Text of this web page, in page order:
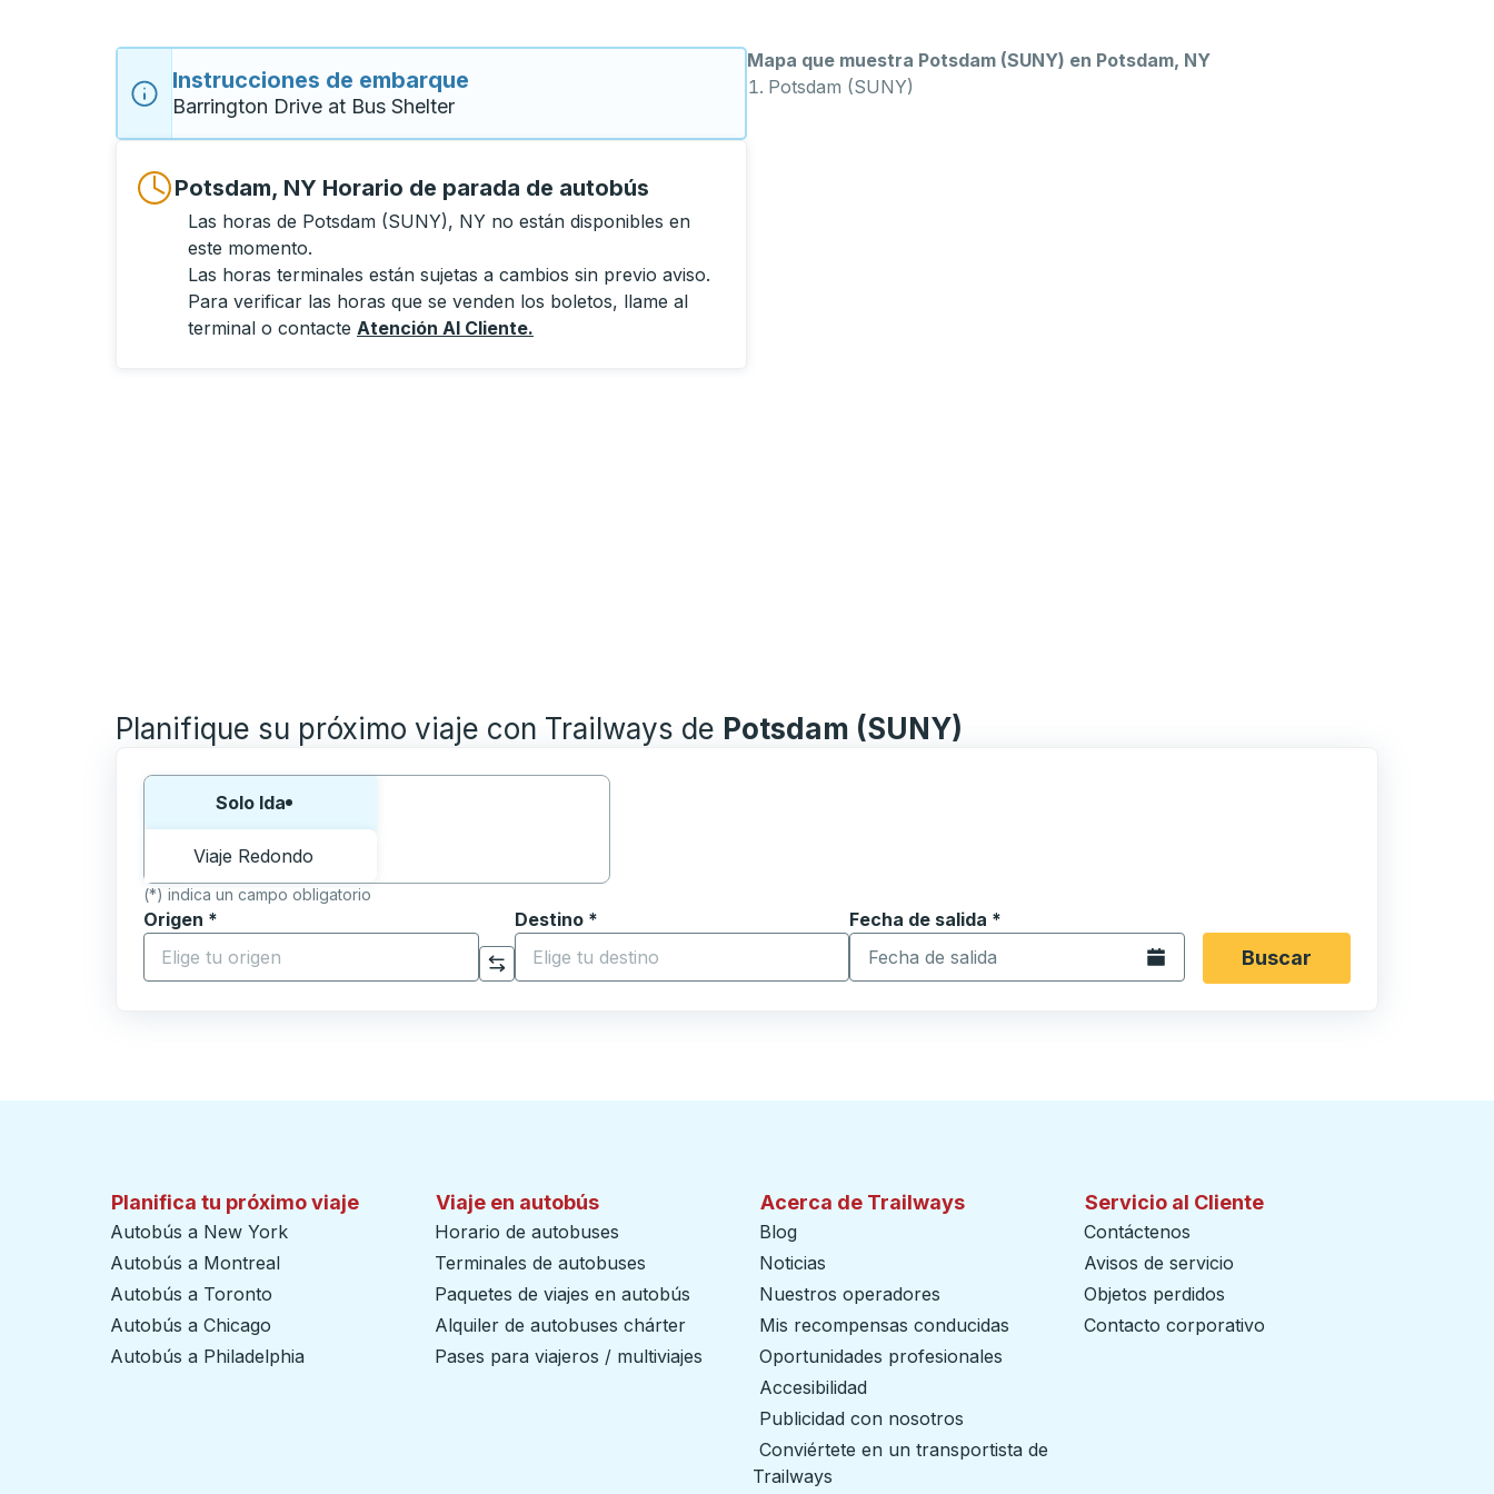
Instrucciones de embarque
Barrington Drive at Bus Shelter
Potsdam, NY Horario de parada de autobús
Las horas de Potsdam (SUNY), NY no están disponibles en
este momento.
Las horas terminales están sujetas a cambios sin previo aviso.
Para verificar las horas que se venden los boletos, llame al
terminal o contacte Atención Al Cliente.
Mapa que muestra Potsdam (SUNY) en Potsdam, NY
Potsdam (SUNY)
Planifique su próximo viaje con Trailways de Potsdam (SUNY)
Elija una forma o viaje de ida y vuelta:
Solo Ida
Viaje Redondo
(*) indica un campo obligatorio
Origen *
Comience a escribir la ciudad de origen para abrir las opciones de ubicación y luego use las teclas de flecha para navegar hasta la ciudad de origen que
Haga clic para cambiar sus selecciones de origen y destino
Destino *
Comience a escribir la ciudad de destino para abrir las opciones de ubicación y luego use las teclas de flecha
Fecha de salida *
Escriba la fecha en formato de fecha Barra diagonal de mes de 2
Abra el calendario.Buscar
Planifica tu próximo viaje
Autobús a New York
Autobús a Montreal
Autobús a Toronto
Autobús a Chicago
Autobús a Philadelphia
Viaje en autobús
Horario de autobuses
Terminales de autobuses
Paquetes de viajes en autobús
Alquiler de autobuses chárter
Pases para viajeros / multiviajes
Acerca de Trailways
Blog
Noticias
Nuestros operadores
Mis recompensas conducidas
Oportunidades profesionales
Accesibilidad
Publicidad con nosotros
Conviértete en un transportista de
Trailways
Servicio al Cliente
Contáctenos
Avisos de servicio
Objetos perdidos
Contacto corporativo